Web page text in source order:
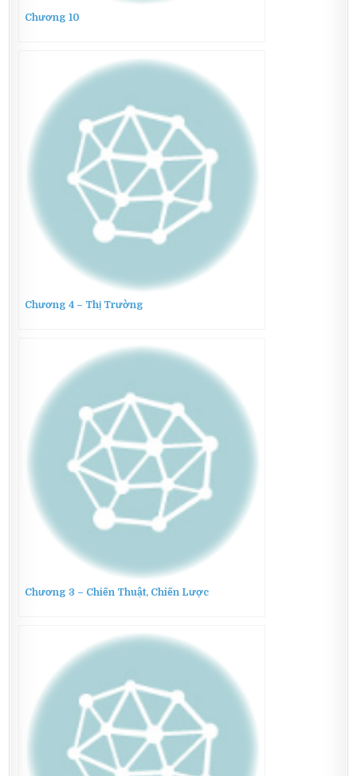
Chương 10
Chương 4 – Thị Trường
Chương 3 – Chiến Thuật, Chiến Lược